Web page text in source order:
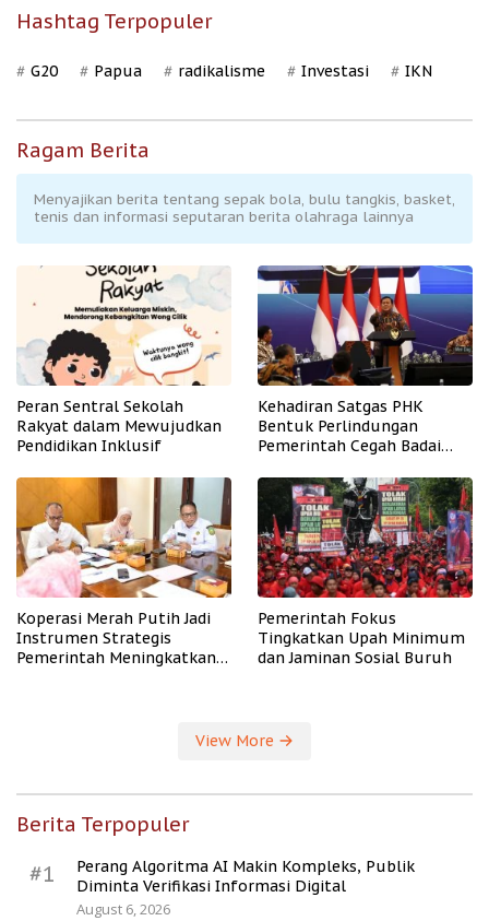
Hashtag Terpopuler
G20 Papua radikalisme Investasi IKN
Ragam Berita
Menyajikan berita tentang sepak bola, bulu tangkis, basket,
tenis dan informasi seputaran berita olahraga lainnya
Peran Sentral Sekolah
Rakyat dalam Mewujudkan
Pendidikan Inklusif
Kehadiran Satgas PHK
Bentuk Perlindungan
Pemerintah Cegah Badai
Koperasi Merah Putih Jadi
Instrumen Strategis
Pemerintah Meningkatkan
Pemerintah Fokus
Tingkatkan Upah Minimum
dan Jaminan Sosial Buruh
View More
Berita Terpopuler
#1
Perang Algoritma AI Makin Kompleks, Publik
Diminta Verifikasi Informasi Digital
August 6, 2026